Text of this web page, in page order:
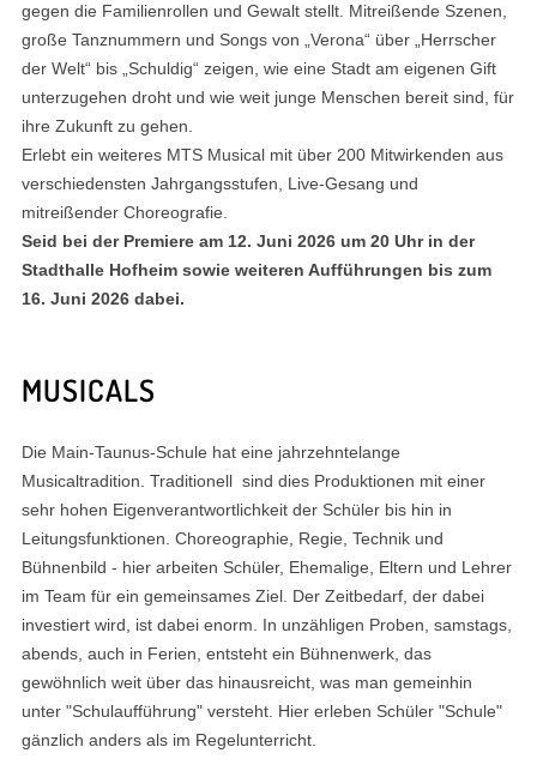
gegen die Familienrollen und Gewalt stellt. Mitreißende Szenen,
große Tanznummern und Songs von „Verona“ über „Herrscher
der Welt“ bis „Schuldig“ zeigen, wie eine Stadt am eigenen Gift
unterzugehen droht und wie weit junge Menschen bereit sind, für
ihre Zukunft zu gehen.
Erlebt ein weiteres MTS Musical mit über 200 Mitwirkenden aus
verschiedensten Jahrgangsstufen, Live‑Gesang und
mitreißender Choreografie.
Seid bei der Premiere am 12. Juni 2026 um 20 Uhr in der
Stadthalle Hofheim sowie weiteren Aufführungen bis zum
16. Juni 2026 dabei.
MUSICALS
Die Main-Taunus-Schule hat eine jahrzehntelange
Musicaltradition. Traditionell sind dies Produktionen mit einer
sehr hohen Eigenverantwortlichkeit der Schüler bis hin in
Leitungsfunktionen. Choreographie, Regie, Technik und
Bühnenbild - hier arbeiten Schüler, Ehemalige, Eltern und Lehrer
im Team für ein gemeinsames Ziel. Der Zeitbedarf, der dabei
investiert wird, ist dabei enorm. In unzähligen Proben, samstags,
abends, auch in Ferien, entsteht ein Bühnenwerk, das
gewöhnlich weit über das hinausreicht, was man gemeinhin
unter "Schulaufführung" versteht. Hier erleben Schüler "Schule"
gänzlich anders als im Regelunterricht.